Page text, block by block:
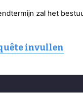
zal het
invullen